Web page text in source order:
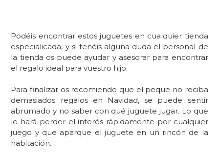
Podéis encontrar estos juguetes en cualquier tienda
especialicada, y si tenéis alguna duda el personal de
la tienda os puede ayudar y asesorar para encontrar
el regalo ideal para vuestro hijo.
Para finalizar os recomiendo que el peque no reciba
demasiados regalos en Navidad, se puede sentir
abrumado y no saber con qué juguete jugar. Lo que
le hará perder el interés rápidamente por cualquier
juego y que aparque el juguete en un rincón de la
habitación.